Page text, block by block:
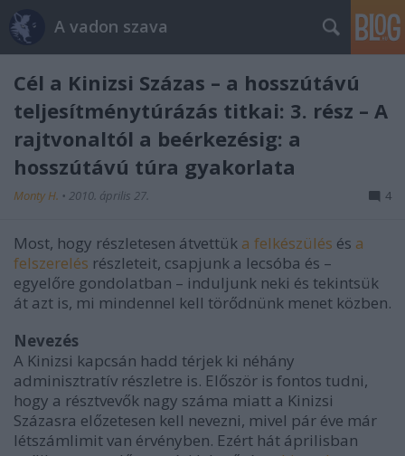
A vadon szava
Cél a Kinizsi Százas – a hosszútávú
teljesítménytúrázás titkai: 3. rész – A
rajtvonaltól a beérkezésig: a
hosszútávú túra gyakorlata
Monty H. • 2010. április 27. 4
Most, hogy részletesen átvettük a felkészülés és a
felszerelés részleteit, csapjunk a lecsóba és –
egyelőre gondolatban – induljunk neki és tekintsük
át azt is, mi mindennel kell törődnünk menet közben.
Nevezés
A Kinizsi kapcsán hadd térjek ki néhány
adminisztratív részletre is. Először is fontos tudni,
hogy a résztvevők nagy száma miatt a Kinizsi
Százasra előzetesen kell nevezni, mivel pár éve már
létszámlimit van érvényben. Ezért hát áprilisban